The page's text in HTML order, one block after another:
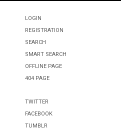
LOGIN
REGISTRATION
SEARCH
SMART SEARCH
OFFLINE PAGE
404 PAGE
TWITTER
FACEBOOK
TUMBLR